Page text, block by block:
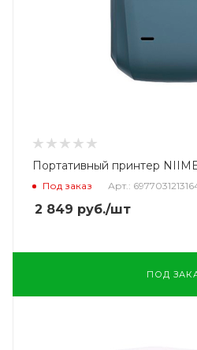
Портативный принтер
Под заказ Арт.:
2 849 руб./шт
ПОД